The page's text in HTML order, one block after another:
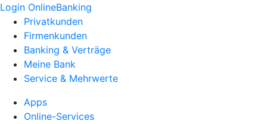
Login OnlineBanking
Privatkunden
Firmenkunden
Banking & Verträge
Meine Bank
Service & Mehrwerte
Apps
Online-Services